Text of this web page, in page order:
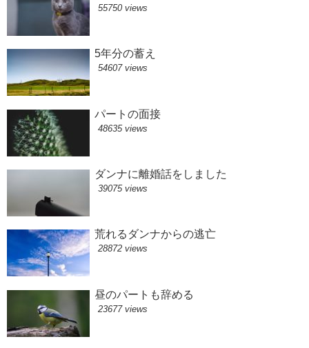
55750 views
5年分の蓄え
54607 views
パートの面接
48635 views
ダンナに離婚話をしました
39075 views
荒れるダンナからの逃亡
28872 views
昼のパートも辞める
23677 views